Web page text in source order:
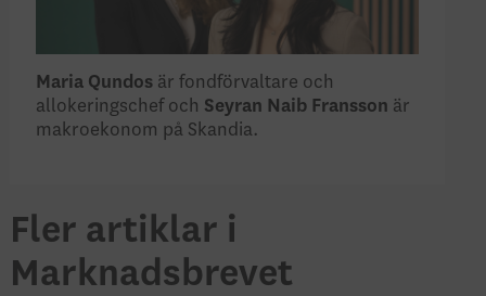
Maria Qundos är fondförvaltare och
allokeringschef och Seyran Naib Fransson är
makroekonom på Skandia.
Fler artiklar i
Marknadsbrevet